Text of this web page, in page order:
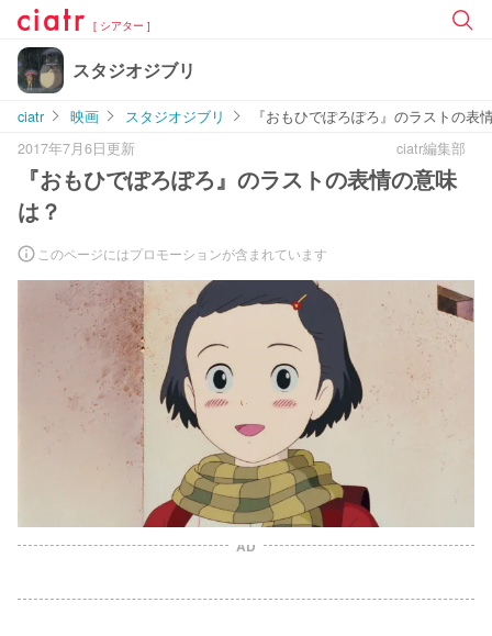
[ シアター ]
スタジオジブリ
ciatr 映画 スタジオジブリ
『おもひでぽろぽろ』のラストの表
2017年7月6日更新
ciatr編集部
『おもひでぽろぽろ』のラストの表情の意味
は？
このページにはプロモーションが含まれています
AD